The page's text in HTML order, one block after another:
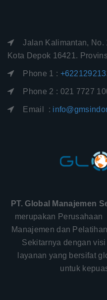
Jalan Kalimantan,
Kota Depok 16421.
Phone 1 :
Phone 2 : 021 7727
Email :
PT. Global Manajemen
merupakan
Manajemen dan
Sekitarnya dengan
layanan yang bersifat
untuk